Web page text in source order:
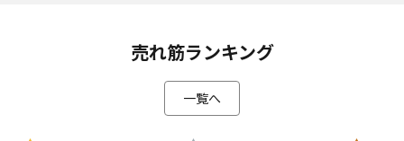
【伊東 純也(いとう じゅんや)】
1993年3月9日生まれ、神奈川県横須賀市出身のプロサッカー
売れ筋ランキング
一覧へ